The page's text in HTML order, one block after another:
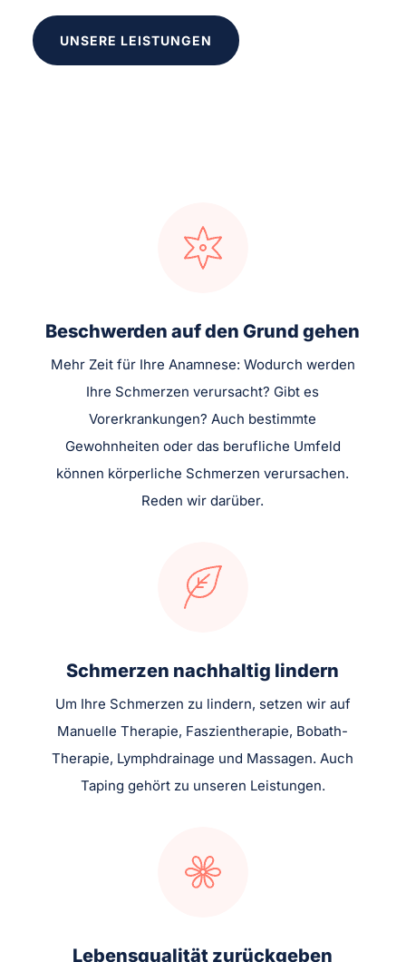
UNSERE LEISTUNGEN
Beschwerden auf den Grund gehen
Mehr Zeit für Ihre Anamnese: Wodurch werden
Ihre Schmerzen verursacht? Gibt es
Vorerkrankungen? Auch bestimmte
Gewohnheiten oder das berufliche Umfeld
können körperliche Schmerzen verursachen.
Reden wir darüber.
Schmerzen nachhaltig lindern
Um Ihre Schmerzen zu lindern, setzen wir auf
Manuelle Therapie, Faszientherapie, Bobath-
Therapie, Lymphdrainage und Massagen. Auch
Taping gehört zu unseren Leistungen.
Lebensqualität zurückgeben